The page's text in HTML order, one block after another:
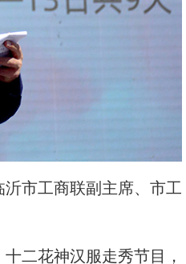
市工商联副主席、市工
二花神汉服走秀节目，